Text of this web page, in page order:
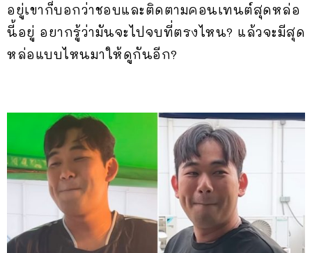
อยู่เขาก็บอกว่าชอบและติดตามคอนเทนต์สุดหล่อ
นี้อยู่ อยากรู้ว่ามันจะไปจบที่ตรงไหน? แล้วจะมีสุด
หล่อแบบไหนมาให้ดูกันอีก?